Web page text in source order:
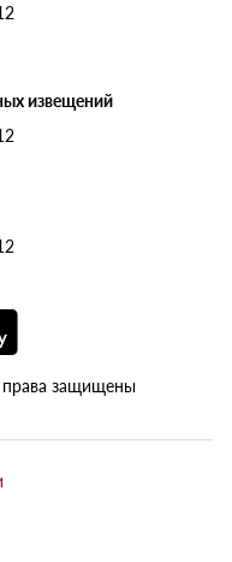
извещений
защищены